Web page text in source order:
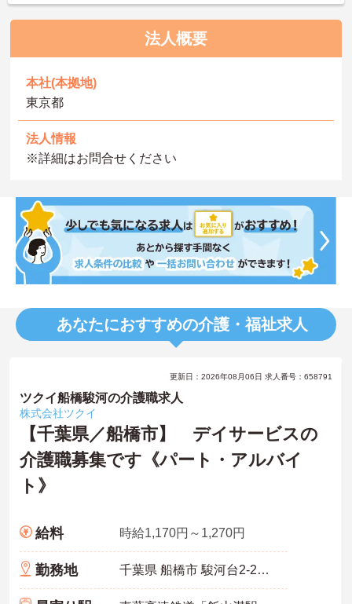
法人概要
本社(本拠地)
東京都
法人情報
※詳細はお問合せください
あなたにおすすめの介護・福祉求人
更新日：2026年08月06日 求人番号：658791
ツクイ船橋駿河の介護職求人
株式会社ツクイ
【千葉県／船橋市】 デイサービスの
介護職募集です《パート・アルバイ
ト》
給料 時給1,170円～1,270円
勤務地 千葉県 船橋市 駿河台2-21-25